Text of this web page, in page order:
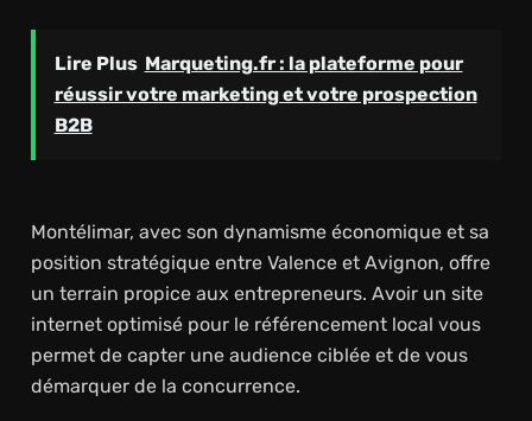
Lire Plus Marqueting.fr : la plateforme pour
réussir votre marketing et votre prospection
B2B
Montélimar, avec son dynamisme économique et sa
position stratégique entre Valence et Avignon, offre
un terrain propice aux entrepreneurs. Avoir un site
internet optimisé pour le référencement local vous
permet de capter une audience ciblée et de vous
démarquer de la concurrence.